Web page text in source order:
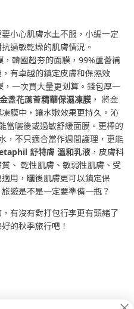
小心肌膚水土不服，小編一定
過敏乾燥的肌膚情況。
，韓國超夯的面膜，99%蘆薈補
有卓越的鎮定皮膚和保濕效
一次買大量更划算。錢包厚一
金盞花蘆薈精華保濕凍膜 ， 將金
膜中，讓水嫩效果更持久。沁
當曬後或過敏舒緩面膜。更棒的
，不只適合當作週間護理，更能
舒特膚 溫和乳液 ，皮膚科
、 乾性肌膚、敏弱性肌膚、受
用，曬後肌膚更可以鎮定保
遊是不是一定要準備一瓶？
有沒有對打包行李更有頭緒了
的秋季旅行吧！